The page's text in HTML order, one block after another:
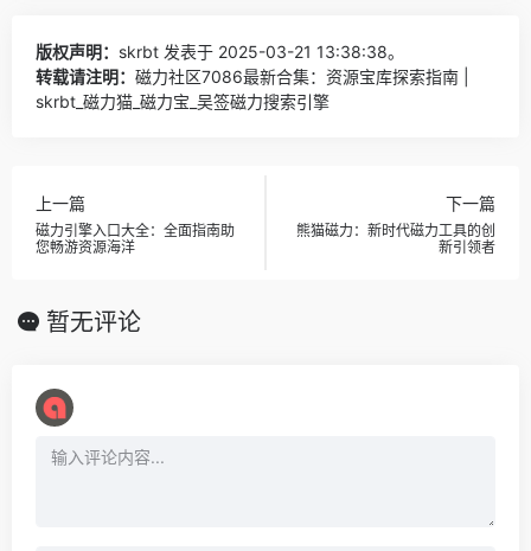
版权声明： skrbt 发表于 2025-03-21 13:38:38。
转载请注明： 磁力社区7086最新合集：资源宝库探索指南 |
skrbt_磁力猫_磁力宝_吴签磁力搜索引擎
上一篇
磁力引擎入口大全：全面指南助
您畅游资源海洋
下一篇
熊猫磁力：新时代磁力工具的创
新引领者
暂无评论